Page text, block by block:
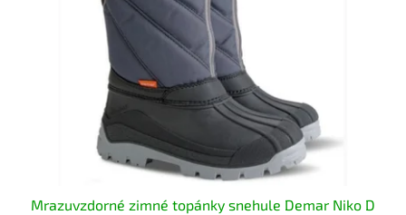
Mrazuvzdorné zimné topánky snehule Demar Niko D